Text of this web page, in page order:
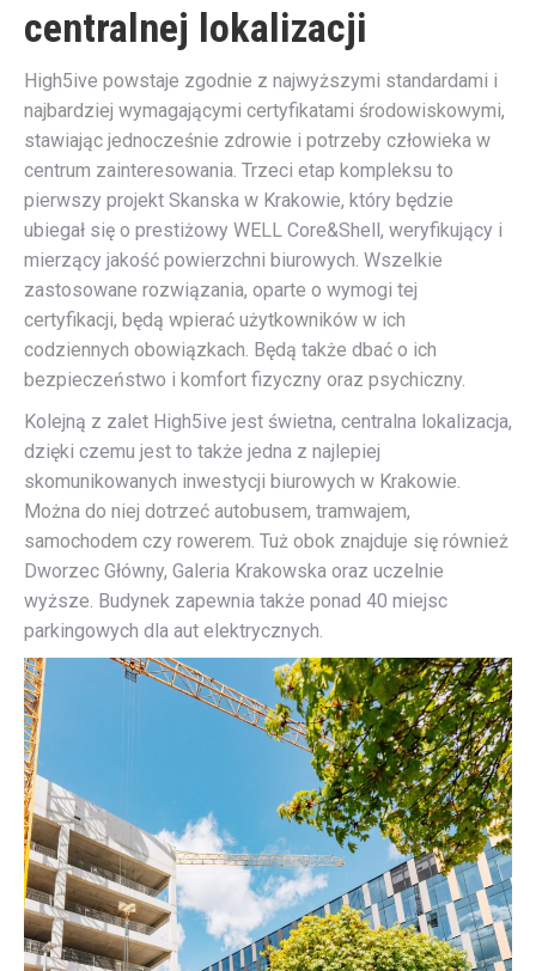
centralnej lokalizacji
High5ive powstaje zgodnie z najwyższymi standardami i
najbardziej wymagającymi certyfikatami środowiskowymi,
stawiając jednocześnie zdrowie i potrzeby człowieka w
centrum zainteresowania. Trzeci etap kompleksu to
pierwszy projekt Skanska w Krakowie, który będzie
ubiegał się o prestiżowy WELL Core&Shell, weryfikujący i
mierzący jakość powierzchni biurowych. Wszelkie
zastosowane rozwiązania, oparte o wymogi tej
certyfikacji, będą wpierać użytkowników w ich
codziennych obowiązkach. Będą także dbać o ich
bezpieczeństwo i komfort fizyczny oraz psychiczny.
Kolejną z zalet High5ive jest świetna, centralna lokalizacja,
dzięki czemu jest to także jedna z najlepiej
skomunikowanych inwestycji biurowych w Krakowie.
Można do niej dotrzeć autobusem, tramwajem,
samochodem czy rowerem. Tuż obok znajduje się również
Dworzec Główny, Galeria Krakowska oraz uczelnie
wyższe. Budynek zapewnia także ponad 40 miejsc
parkingowych dla aut elektrycznych.